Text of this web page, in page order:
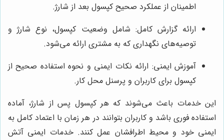
اطمینان از عملکرد صحیح کپسول بعد از شارژ.
ارائه گزارش کامل: شامل وضعیت کپسول، نوع شارژ و
توصیه‌های نگهداری که به مشتری ارائه می‌شود.
آموزش ایمنی: ارائه نکات ایمنی و نحوه استفاده صحیح از
کپسول برای کاربران و پرسنل محل کار.
این خدمات باعث می‌شوند که هر کپسول پس از شارژ، آماده
استفاده فوری باشد و کاربران بتوانند در هر زمان با اعتماد کامل به
ایمنی خود و محیط اطرافشان عمل کنند. خدمات ایمنی آتش